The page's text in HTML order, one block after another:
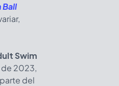
Ball
Swim
de 2023,
del